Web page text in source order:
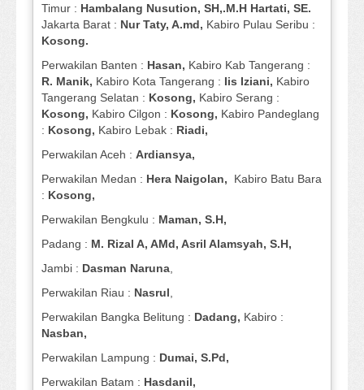
Timur : Hambalang Nusution, SH,.M.H Hartati, SE.
Jakarta Barat : Nur Taty, A.md, Kabiro Pulau Seribu :
Kosong.
Perwakilan Banten : Hasan, Kabiro Kab Tangerang :
R. Manik, Kabiro Kota Tangerang : Iis Iziani, Kabiro
Tangerang Selatan : Kosong, Kabiro Serang :
Kosong, Kabiro Cilgon : Kosong, Kabiro Pandeglang
: Kosong, Kabiro Lebak : Riadi,
Perwakilan Aceh : Ardiansya,
Perwakilan Medan : Hera Naigolan, Kabiro Batu Bara
: Kosong,
Perwakilan Bengkulu : Maman, S.H,
Padang : M. Rizal A, AMd, Asril Alamsyah, S.H,
Jambi : Dasman Naruna,
Perwakilan Riau : Nasrul,
Perwakilan Bangka Belitung : Dadang, Kabiro :
Nasban,
Perwakilan Lampung : Dumai, S.Pd,
Perwakilan Batam : Hasdanil,